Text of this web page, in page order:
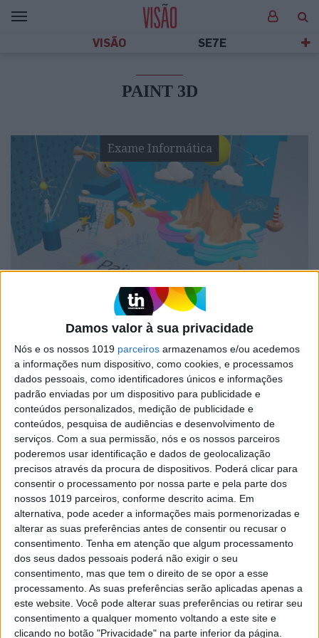
Damos valor à sua privacidade
Nós e os nossos 1019 parceiros armazenamos e/ou acedemos
a informações num dispositivo, como cookies, e processamos
dados pessoais, como identificadores únicos e informações
padrão enviadas por um dispositivo para publicidade e
conteúdos personalizados, medição de publicidade e
conteúdos, pesquisa de audiências e desenvolvimento de
serviços. Com a sua permissão, nós e os nossos parceiros
poderemos usar identificação e dados de geolocalização
precisos através da procura de dispositivos. Poderá clicar para
consentir o processamento por nossa parte e pela parte dos
nossos 1019 parceiros, conforme descrito acima. Em
alternativa, pode aceder a informações mais pormenorizadas e
alterar as suas preferências antes de consentir ou recusar o
consentimento. Tenha em atenção que algum processamento
dos seus dados pessoais poderá não exigir o seu
consentimento, mas que tem o direito de se opor a esse
processamento. As suas preferências serão aplicadas apenas a
este website. Você pode alterar suas preferências ou retirar seu
consentimento a qualquer momento voltando a este site e
clicando no botão "Privacidade" na parte inferior da página.
VISÃO SE7E
PAINT 3D
Exame Informática
EXAME INFORMÁTICA
Adeus, Paint 3D
A Microsoft comunicou que vai remover o Paint
3D da loja de aplicações a 4 de novembro,
ditando o fim daquele que chegou a ser apontado
como o sucessor do clássico MS Paint
SITES DO GRUPO TRUST IN NEWS
Visão Visão Se7e